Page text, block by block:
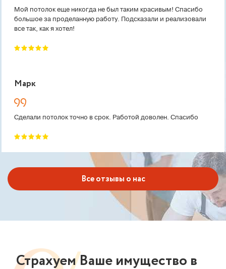
Мой потолок еще никогда не был таким красивым! Спасибо
большое за проделанную работу. Подсказали и реализовали
все так, как я хотел!
Марк
Сделали потолок точно в срок. Работой доволен. Спасибо
Все отзывы о нас
Страхуем Ваше имущество в